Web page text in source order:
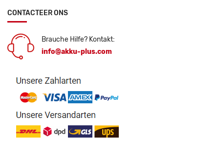
CONTACTEER ONS
Brauche Hilfe? Kontakt:
info@akku-plus.com